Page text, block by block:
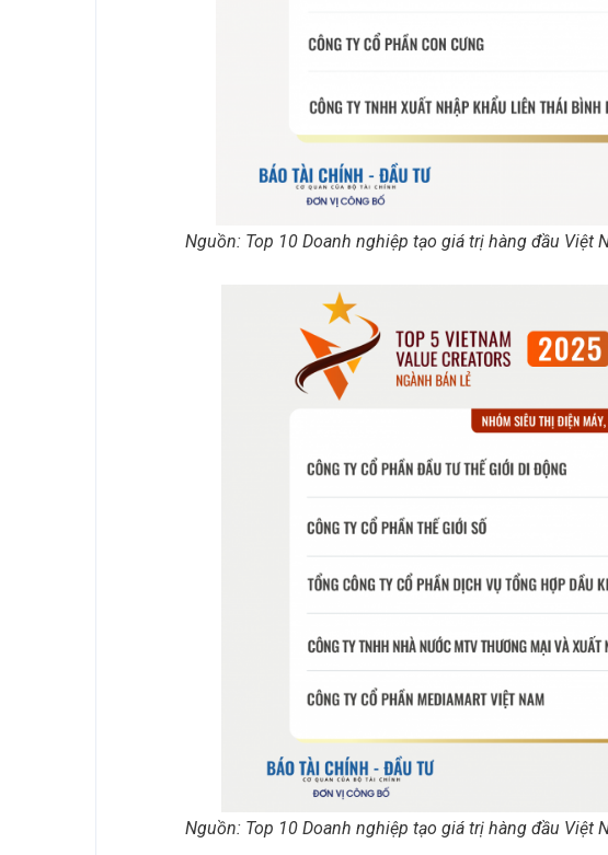
Nguồn: Top 10 Doanh nghiệp tạo giá trị hàng đầu Việt
Nguồn: Top 10 Doanh nghiệp tạo giá trị hàng đầu Việt